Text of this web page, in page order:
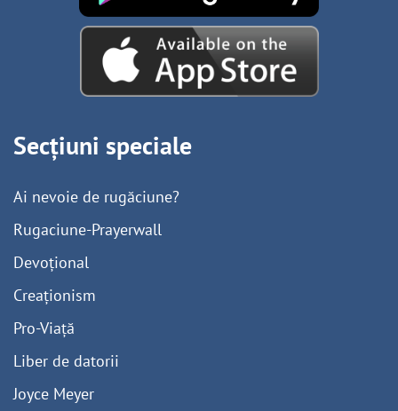
Secțiuni speciale
Ai nevoie de rugăciune?
Rugaciune-Prayerwall
Devoțional
Creaționism
Pro-Viață
Liber de datorii
Joyce Meyer